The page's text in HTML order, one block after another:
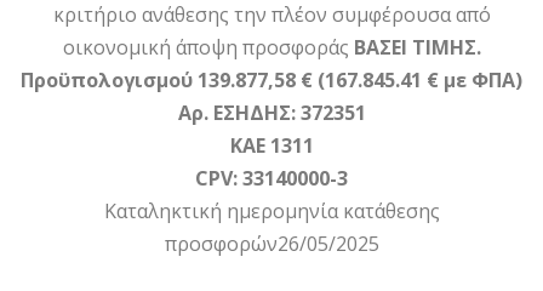
κριτήριο ανάθεσης την πλέον συμφέρουσα από
οικονομική άποψη προσφοράς ΒΑΣΕΙ ΤΙΜΗΣ.
Προϋπολογισμού 139.877,58 € (167.845.41 € με ΦΠΑ)
Αρ. ΕΣΗΔΗΣ: 372351
ΚΑΕ 1311
CPV: 33140000-3
Καταληκτική ημερομηνία κατάθεσης
προσφορών26/05/2025